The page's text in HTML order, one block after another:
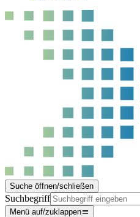
Suche öffnen/schließen
Suchbegriff
Menü auf/zuklappen